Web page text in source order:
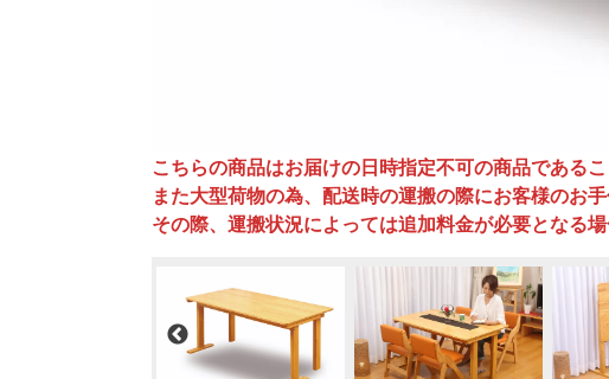
こちらの商品はお届けの日時指定不可の商品であるこ
また大型荷物の為、配送時の運搬の際にお客様のお
その際、運搬状況によっては追加料金が必要となる場